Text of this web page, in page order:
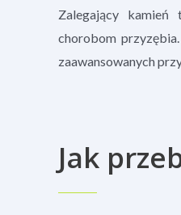
Zalegający
chorobom
zaawansowanych
Jak